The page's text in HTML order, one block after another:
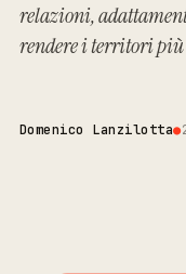
relazioni,
rendere i territori
Domenico Lanzilotta●